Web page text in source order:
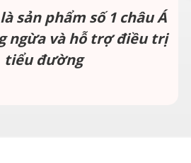
sản phẩm số 1 châu Á
ngừa và hỗ trợ điều trị
tiểu đường